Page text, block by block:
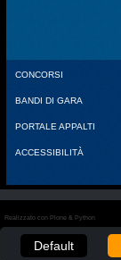
CONCORSI
BANDI DI GARA
PORTALE APPALTI
ACCESSIBILITÀ
Realizzato con Plone & Python
Default